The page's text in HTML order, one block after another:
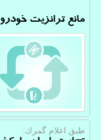
مانع ترانزیت
طبق اعلام گمرك: